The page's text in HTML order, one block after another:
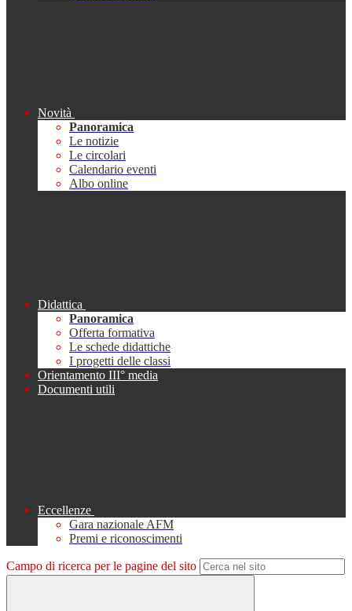
Novità
Panoramica
Le notizie
Le circolari
Calendario eventi
Albo online
Didattica
Panoramica
Offerta formativa
Le schede didattiche
I progetti delle classi
Orientamento III° media
Documenti utili
Eccellenze
Gara nazionale AFM
Premi e riconoscimenti
Campo di ricerca per le pagine del sito